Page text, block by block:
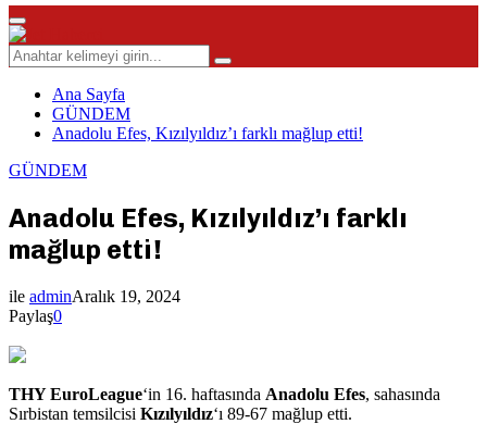
Primary
Menu
Search
for:
Search
Ana Sayfa
GÜNDEM
Anadolu Efes, Kızılyıldız’ı farklı mağlup etti!
GÜNDEM
Anadolu Efes, Kızılyıldız’ı farklı
mağlup etti!
ile adminAralık 19, 2024
Paylaş0
THY EuroLeague‘in 16. haftasında Anadolu Efes, sahasında
Sırbistan temsilcisi Kızılyıldız‘ı 89-67 mağlup etti.